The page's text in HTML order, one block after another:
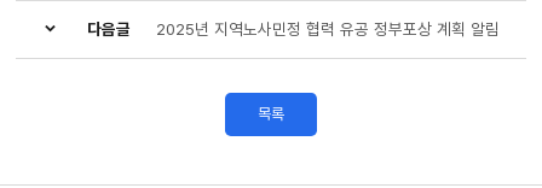
다음글 2025년 지역노사민정 협력 유공 정부포상 계획 알림
목록